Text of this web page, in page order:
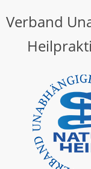
Verband